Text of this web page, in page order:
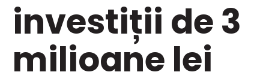
investiții de 3
milioane lei